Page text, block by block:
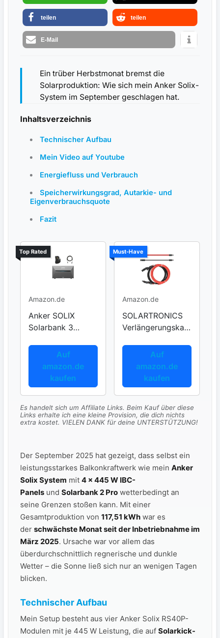
teilen teilen
E-Mail
Ein trüber Herbstmonat bremst die
Solarproduktion: Wie sich mein Anker Solix-
System im September geschlagen hat.
Inhaltsverzeichnis
Technischer Aufbau
Mein Video auf Youtube
Energiefluss und Verbrauch
Speicherwirkungsgrad, Autarkie- und
Eigenverbrauchsquote
Fazit
Top Rated
Amazon.de
Anker SOLIX
Solarbank 3
Auf
amazon.de
kaufen
Must-Have
Amazon.de
SOLARTRONICS
Verlängerungskab
Auf
amazon.de
kaufen
Es handelt sich um Affiliate Links. Beim Kauf über diese
Links erhalte ich eine kleine Provision, die dich nichts
extra kostet. VIELEN DANK für deine UNTERSTÜTZUNG!
Der September 2025 hat gezeigt, dass selbst ein
leistungsstarkes Balkonkraftwerk wie mein Anker
Solix System mit 4 × 445 W IBC-
Panels und Solarbank 2 Pro wetterbedingt an
seine Grenzen stoßen kann. Mit einer
Gesamtproduktion von 117,51 kWh war es
der schwächste Monat seit der Inbetriebnahme im
März 2025. Ursache war vor allem das
überdurchschnittlich regnerische und dunkle
Wetter – die Sonne ließ sich nur an wenigen Tagen
blicken.
Technischer Aufbau
Mein Setup besteht aus vier Anker Solix RS40P-
Modulen mit je 445 W Leistung, die auf Solarkick-